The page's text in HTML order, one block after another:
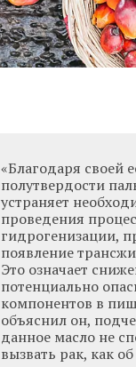
«Благодаря своей
полутвердости
устраняет
проведения
гидрогенизации,
появление
Это означает
потенциально
компонентов в
объяснил он,
данное масло не
вызвать рак, как